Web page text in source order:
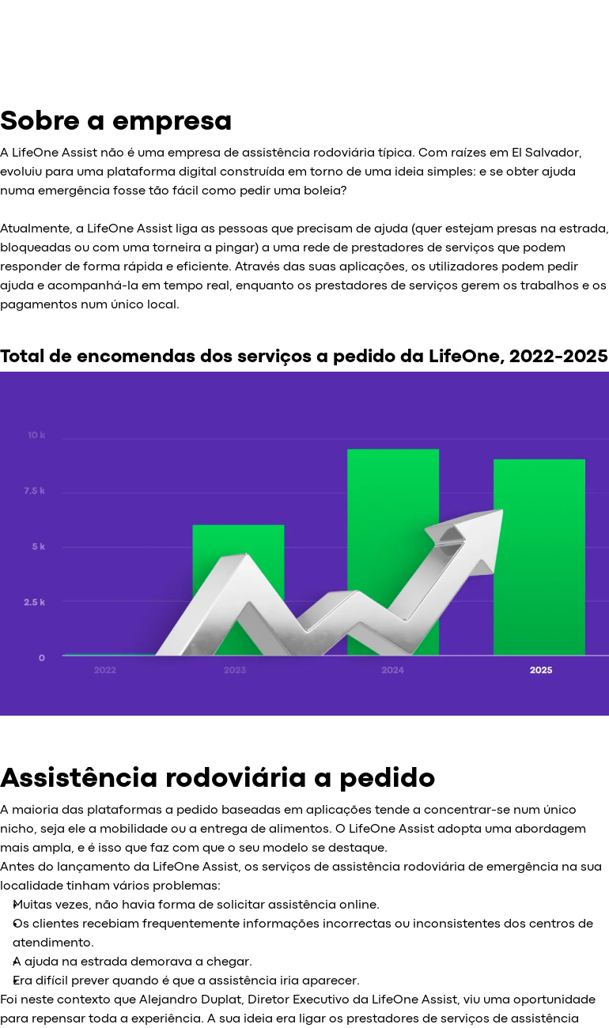
Sobre a empresa
A LifeOne Assist não é uma empresa de assistência rodoviária típica. Com raízes em El Salvador,
evoluiu para uma plataforma digital construída em torno de uma ideia simples: e se obter ajuda
numa emergência fosse tão fácil como pedir uma boleia?
Atualmente, a LifeOne Assist liga as pessoas que precisam de ajuda (quer estejam presas na estrada,
bloqueadas ou com uma torneira a pingar) a uma rede de prestadores de serviços que podem
responder de forma rápida e eficiente. Através das suas aplicações, os utilizadores podem pedir
ajuda e acompanhá-la em tempo real, enquanto os prestadores de serviços gerem os trabalhos e os
pagamentos num único local.
Total de encomendas dos serviços a pedido da LifeOne, 2022-2025
Assistência rodoviária a pedido
A maioria das plataformas a pedido baseadas em aplicações tende a concentrar-se num único
nicho, seja ele a mobilidade ou a entrega de alimentos. O LifeOne Assist adopta uma abordagem
mais ampla, e é isso que faz com que o seu modelo se destaque.
Antes do lançamento da LifeOne Assist, os serviços de assistência rodoviária de emergência na sua
localidade tinham vários problemas:
Muitas vezes, não havia forma de solicitar assistência online.
Os clientes recebiam frequentemente informações incorrectas ou inconsistentes dos centros de
atendimento.
A ajuda na estrada demorava a chegar.
Era difícil prever quando é que a assistência iria aparecer.
Foi neste contexto que Alejandro Duplat, Diretor Executivo da LifeOne Assist, viu uma oportunidade
para repensar toda a experiência. A sua ideia era ligar os prestadores de serviços de assistência